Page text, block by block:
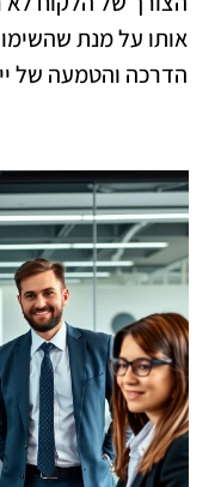
אותו על מנת
הדרכה והטמעה של